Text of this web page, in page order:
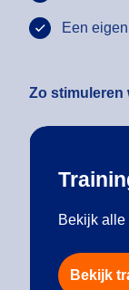
Een
Zo stimuleren
Bekijk alle
Bekijk